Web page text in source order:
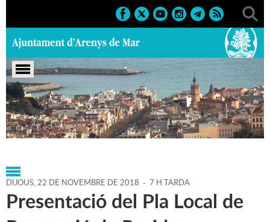
Portada > Regidories > Medi Ambient > Agenda > 22-11-
2018
DIJOUS,22 DE NOVEMBRE DE 2018 - 7 H TARDA
Presentació del Pla Local de